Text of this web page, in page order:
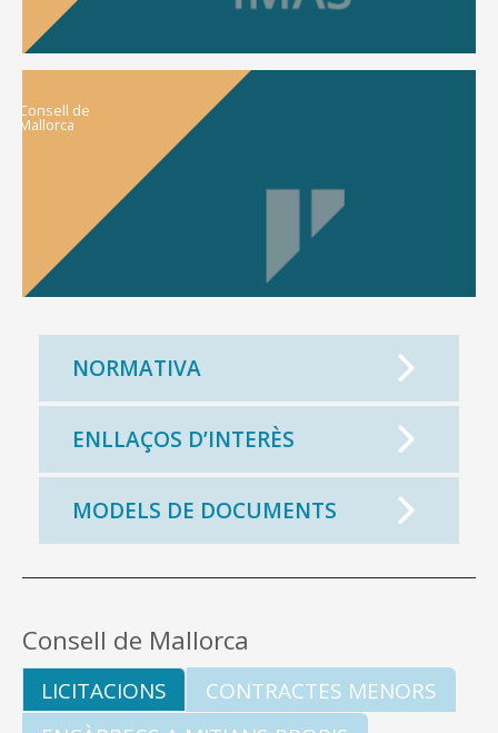
Consell de
Mallorca
NORMATIVA
ENLLAÇOS D’INTERÈS
MODELS DE DOCUMENTS
Consell de Mallorca
LICITACIONS
CONTRACTES MENORS